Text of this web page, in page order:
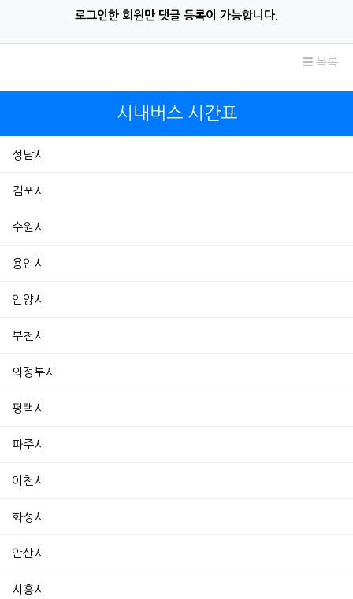
로그인한 회원만 댓글 등록이 가능합니다.
목록
시내버스 시간표
성남시
김포시
수원시
용인시
안양시
부천시
의정부시
평택시
파주시
이천시
화성시
안산시
시흥시